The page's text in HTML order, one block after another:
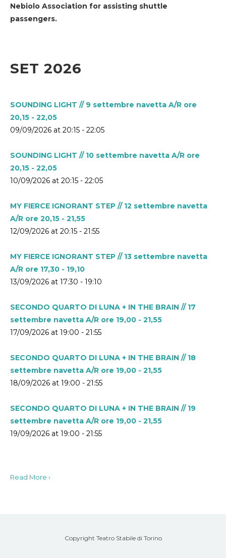
Nebiolo Association for assisting shuttle
passengers.
SET 2026
SOUNDING LIGHT // 9 settembre navetta A/R ore
20,15 - 22,05
09/09/2026 at 20:15 - 22:05
SOUNDING LIGHT // 10 settembre navetta A/R ore
20,15 - 22,05
10/09/2026 at 20:15 - 22:05
MY FIERCE IGNORANT STEP // 12 settembre navetta
A/R ore 20,15 - 21,55
12/09/2026 at 20:15 - 21:55
MY FIERCE IGNORANT STEP // 13 settembre navetta
A/R ore 17,30 - 19,10
13/09/2026 at 17:30 - 19:10
SECONDO QUARTO DI LUNA + IN THE BRAIN // 17
settembre navetta A/R ore 19,00 - 21,55
17/09/2026 at 19:00 - 21:55
SECONDO QUARTO DI LUNA + IN THE BRAIN // 18
settembre navetta A/R ore 19,00 - 21,55
18/09/2026 at 19:00 - 21:55
SECONDO QUARTO DI LUNA + IN THE BRAIN // 19
settembre navetta A/R ore 19,00 - 21,55
19/09/2026 at 19:00 - 21:55
Read More ›
Copyright Teatro Stabile di Torino